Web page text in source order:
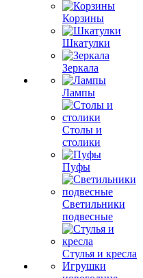
Корзины
Шкатулки
Зеркала
Лампы
Столы и
столики
Пуфы
Светильники
подвесные
Стулья и кресла
Игрушки